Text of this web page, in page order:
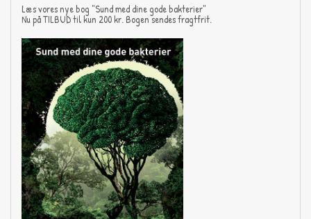
Læs vores nye bog "Sund med dine gode bakterier"
Nu på TILBUD til kun 200 kr. Bogen sendes fragtfrit.